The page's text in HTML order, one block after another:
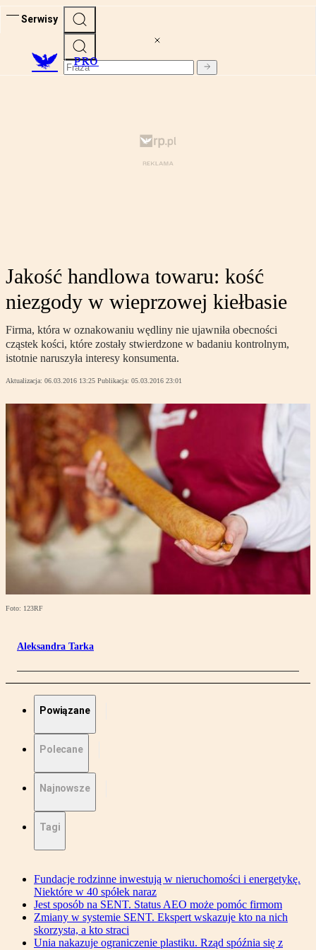
Serwisy
PRO
Jakość handlowa towaru: kość
niezgody w wieprzowej kiełbasie
Firma, która w oznakowaniu wędliny nie ujawniła obecności
cząstek kości, które zostały stwierdzone w badaniu kontrolnym,
istotnie naruszyła interesy konsumenta.
Aktualizacja: 06.03.2016 13:25 Publikacja: 05.03.2016 23:01
Foto: 123RF
Aleksandra Tarka
Powiązane
Polecane
Najnowsze
Tagi
Fundacje rodzinne inwestują w nieruchomości i energetykę.
Niektóre w 40 spółek naraz
Jest sposób na SENT. Status AEO może pomóc firmom
Zmiany w systemie SENT. Ekspert wskazuje kto na nich
skorzysta, a kto straci
Unia nakazuje ograniczenie plastiku. Rząd spóźnia się z